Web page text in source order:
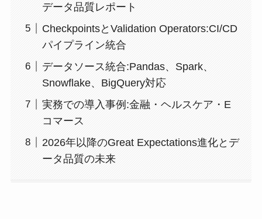
データ品質レポート
CheckpointsとValidation Operators:CI/CD
パイプライン統合
データソース統合:Pandas、Spark、
Snowflake、BigQuery対応
実務での導入事例:金融・ヘルスケア・E
コマース
2026年以降のGreat Expectations進化とデ
ータ品質の未来